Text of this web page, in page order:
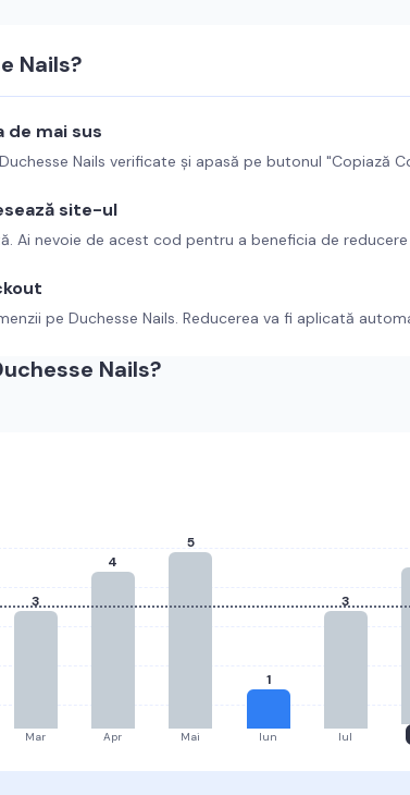
Nails?
de mai sus
Duchesse Nails verificate și apasă pe butonul "Copiază
site-ul
Ai nevoie de acest cod pentru a beneficia de reducere
pe Duchesse Nails. Reducerea va fi aplicată
Nails?
3
Mar
4
Apr
5
Mai
1
Iun
3
Iul